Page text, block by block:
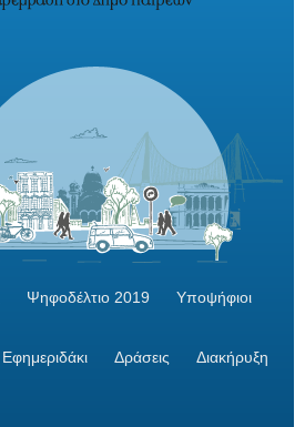
Ψηφοδέλτιο 2019 Υποψήφιοι
Εφημεριδάκι Δράσεις Διακήρυξη